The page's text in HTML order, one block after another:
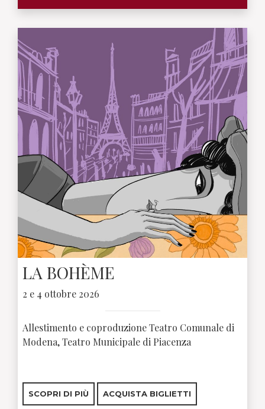
LA BOHÈME
2 e 4 ottobre 2026
Allestimento e coproduzione Teatro Comunale di
Modena, Teatro Municipale di Piacenza
SCOPRI DI PIÙ ACQUISTA BIGLIETTI